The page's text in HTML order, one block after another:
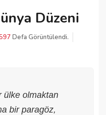
Düzeni
Defa Görüntülendi.
ülke olmaktan
bir paragöz,